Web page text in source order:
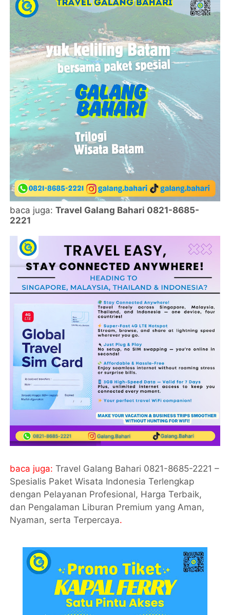
baca juga:Travel Galang Bahari 0821-8685-
2221
baca juga:Travel Galang Bahari 0821-8685-2221 –
Spesialis Paket Wisata Indonesia Terlengkap
dengan Pelayanan Profesional, Harga Terbaik,
dan Pengalaman Liburan Premium yang Aman,
Nyaman, serta Terpercaya.